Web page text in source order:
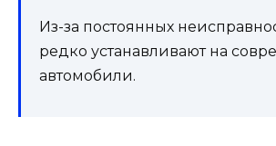
Из-за постоянных
редко устанавливают на
автомобили.